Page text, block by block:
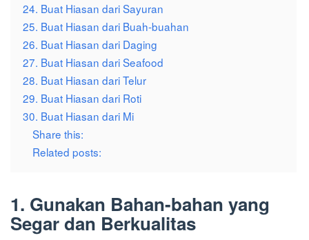
24. Buat Hiasan dari Sayuran
25. Buat Hiasan dari Buah-buahan
26. Buat Hiasan dari Daging
27. Buat Hiasan dari Seafood
28. Buat Hiasan dari Telur
29. Buat Hiasan dari Roti
30. Buat Hiasan dari Mi
Share this:
Related posts:
1. Gunakan Bahan-bahan yang
Segar dan Berkualitas